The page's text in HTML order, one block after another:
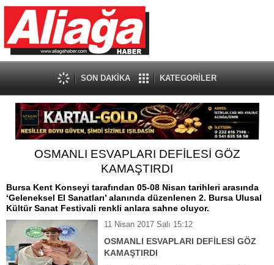
SON DAKİKA KATEGORİLER
OSMANLI ESVAPLARI DEFİLESİ GÖZ
KAMAŞTIRDI
Bursa Kent Konseyi tarafından 05-08 Nisan tarihleri arasında
‘Geleneksel El Sanatları’ alanında düzenlenen 2. Bursa Ulusal
Kültür Sanat Festivali renkli anlara sahne oluyor.
11 Nisan 2017 Salı 15:12
OSMANLI ESVAPLARI DEFİLESİ GÖZ
KAMAŞTIRDI